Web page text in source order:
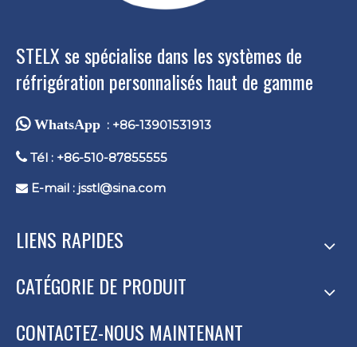
STELX se spécialise dans les systèmes de
réfrigération personnalisés haut de gamme
 WhatsApp : +86-13901531913
 Tél : +86-510-87855555
 E-mail : jsstl@sina.com
LIENS RAPIDES
CATÉGORIE DE PRODUIT
CONTACTEZ-NOUS MAINTENANT